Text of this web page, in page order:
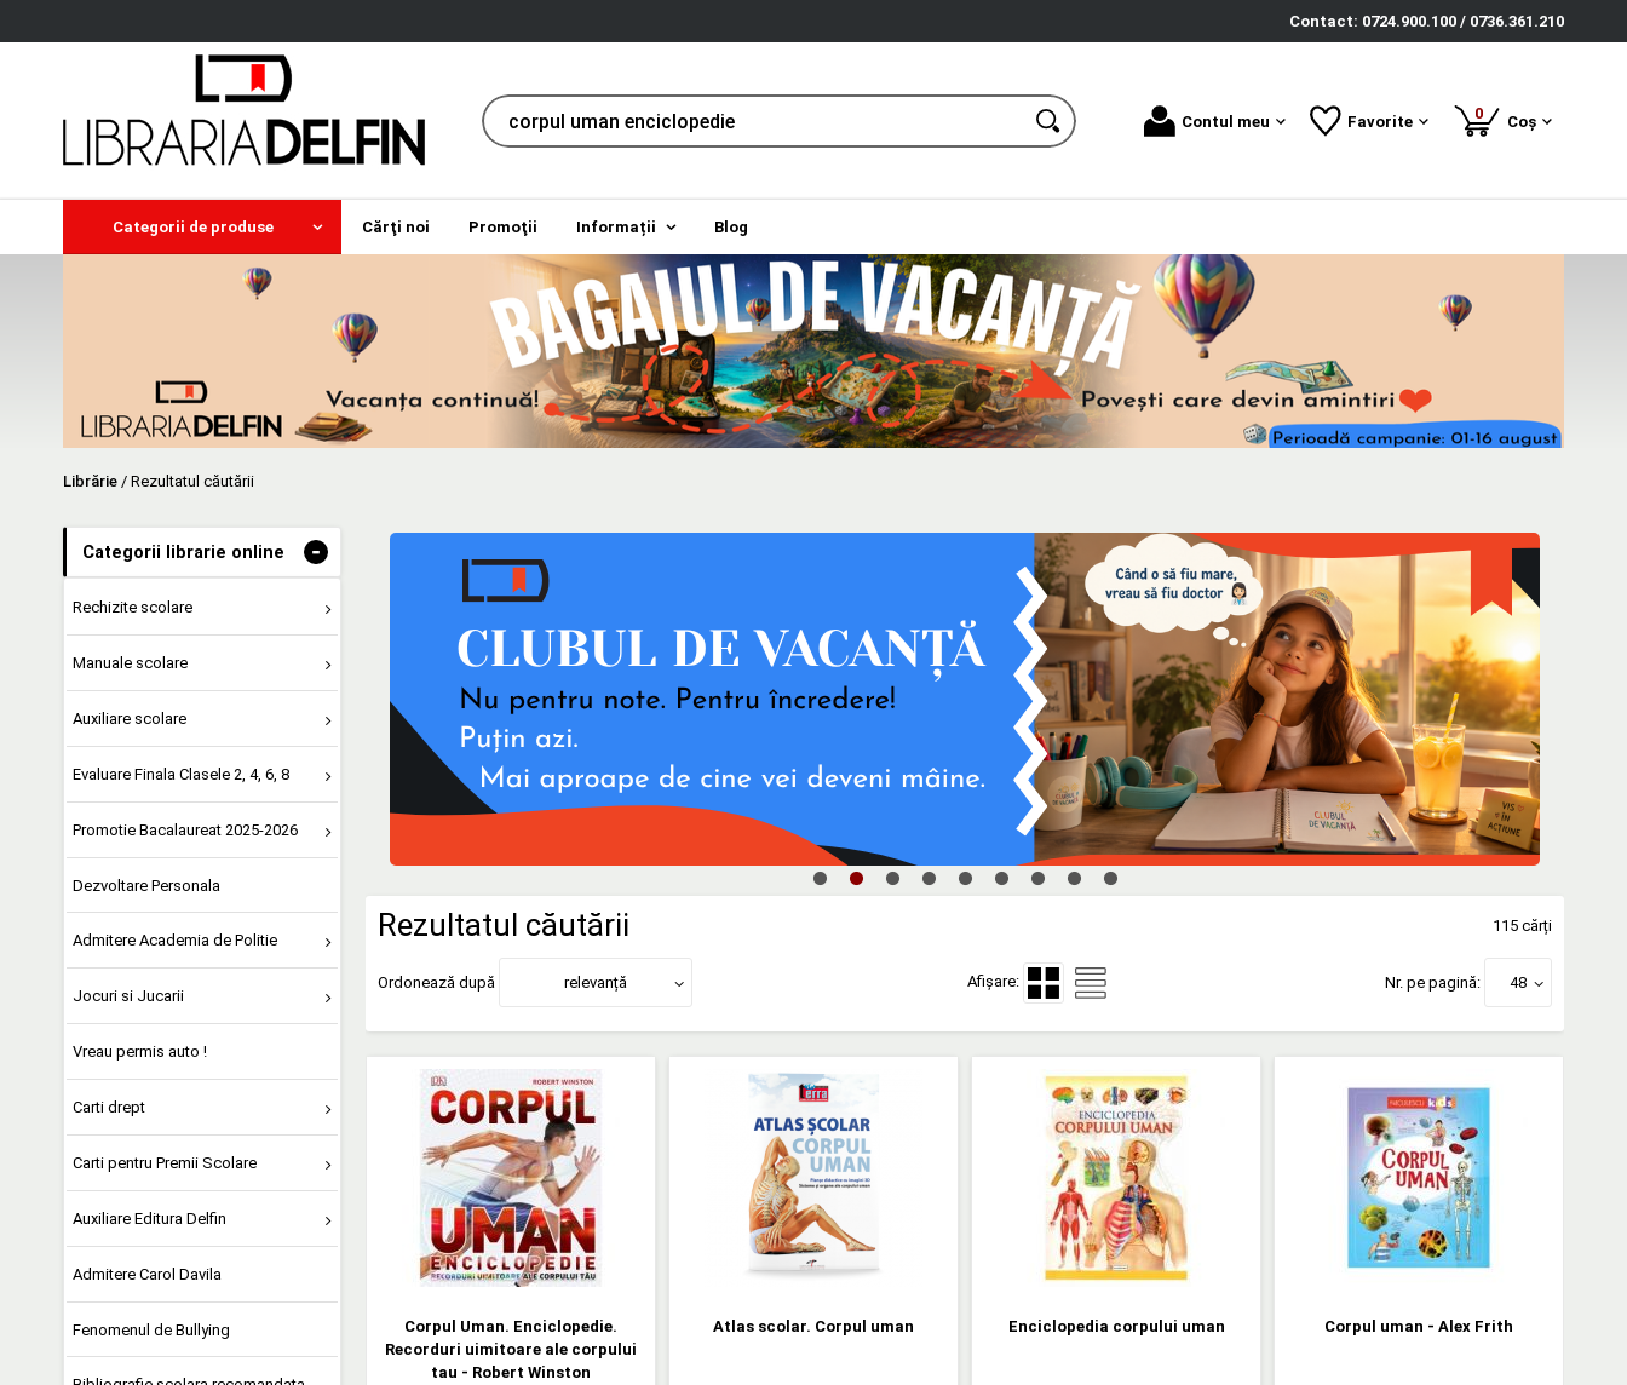
Contact: 0724.900.100 / 0736.361.210
Contul meu Favorite 0produse
Coș
Categorii de produse Cărţi noi Promoţii Informații Blog
Librărie / Rezultatul căutării
Categorii librarie online -
Rechizite scolare
Manuale scolare
Auxiliare scolare
Evaluare Finala Clasele 2, 4, 6, 8
Promotie Bacalaureat 2025-2026
Dezvoltare Personala
Admitere Academia de Politie
Jocuri si Jucarii
Vreau permis auto !
Carti drept
Carti pentru Premii Scolare
Auxiliare Editura Delfin
Admitere Carol Davila
Fenomenul de Bullying
Rezultatul căutării 115 cărți
Ordonează după relevanță Afișare: Nr. pe pagină: 48
Corpul Uman. Enciclopedie.
Recorduri uimitoare ale corpului
tau - Robert Winston
Atlas scolar. Corpul uman Enciclopedia corpului uman Corpul uman - Alex Frith